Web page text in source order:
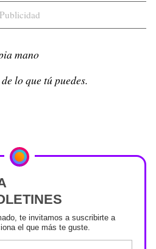
Publicidad
mano
lo que tú puedes.
te invitamos a suscribirte a
el que más te guste.